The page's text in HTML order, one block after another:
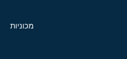
מכוניות